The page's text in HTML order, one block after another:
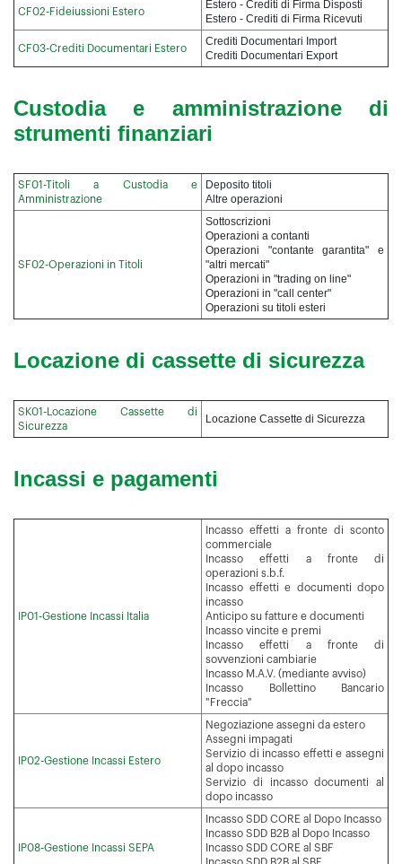
CF02-Fideiussioni Estero
Estero - Crediti di Firma Disposti
Estero - Crediti di Firma Ricevuti
CF03-Crediti Documentari Estero
Crediti Documentari Import
Crediti Documentari Export
Custodia e amministrazione di
strumenti finanziari
SF01-Titoli a Custodia e
Amministrazione
Deposito titoli
Altre operazioni
SF02-Operazioni in Titoli
Sottoscrizioni
Operazioni a contanti
Operazioni "contante garantita" e
"altri mercati"
Operazioni in "trading on line"
Operazioni in "call center"
Operazioni su titoli esteri
Locazione di cassette di sicurezza
SK01-Locazione Cassette di
Sicurezza
Locazione Cassette di Sicurezza
Incassi e pagamenti
IP01-Gestione Incassi Italia
Incasso effetti a fronte di sconto
commerciale
Incasso effetti a fronte di
operazioni s.b.f.
Incasso effetti e documenti dopo
incasso
Anticipo su fatture e documenti
Incasso vincite e premi
Incasso effetti a fronte di
sovvenzioni cambiarie
Incasso M.A.V. (mediante avviso)
Incasso Bollettino Bancario
"Freccia"
IP02-Gestione Incassi Estero
Negoziazione assegni da estero
Assegni impagati
Servizio di incasso effetti e assegni
al dopo incasso
Servizio di incasso documenti al
dopo incasso
IP08-Gestione Incassi SEPA
Incasso SDD CORE al Dopo Incasso
Incasso SDD B2B al Dopo Incasso
Incasso SDD CORE al SBF